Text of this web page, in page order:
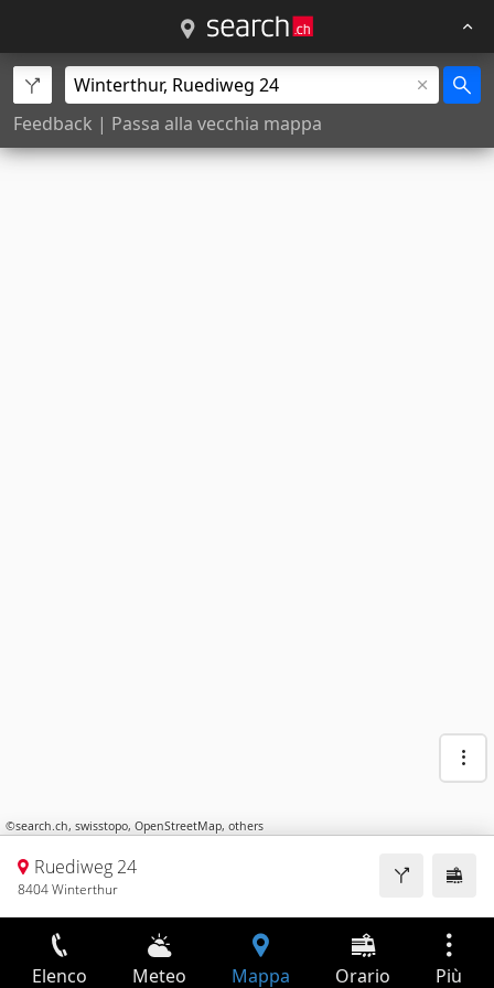
Feedback | Passa alla vecchia mappa
©search.ch, swisstopo, OpenStreetMap, others
Ruediweg 24
8404 Winterthur
Elenco Meteo Mappa Orario Più